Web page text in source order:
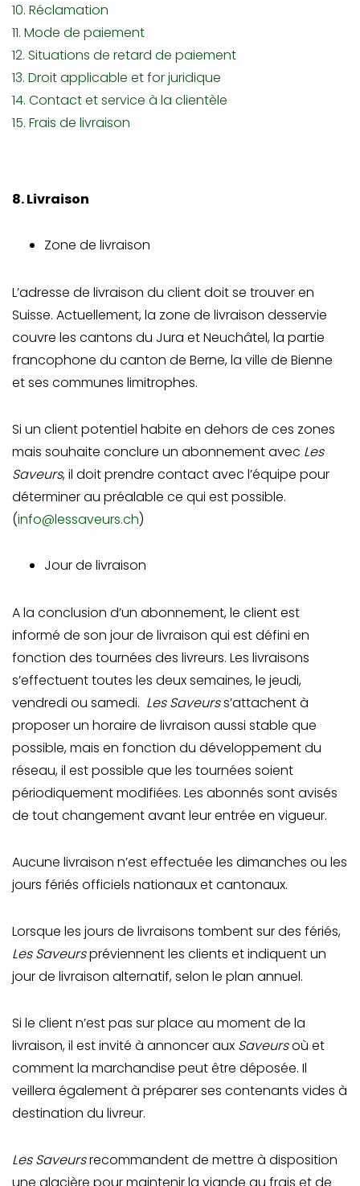
10. Réclamation
11. Mode de paiement
12. Situations de retard de paiement
13. Droit applicable et for juridique
14. Contact et service à la clientèle
15. Frais de livraison
8. Livraison
Zone de livraison
L’adresse de livraison du client doit se trouver en
Suisse. Actuellement, la zone de livraison desservie
couvre les cantons du Jura et Neuchâtel, la partie
francophone du canton de Berne, la ville de Bienne
et ses communes limitrophes.
Si un client potentiel habite en dehors de ces zones
mais souhaite conclure un abonnement avec Les
Saveurs, il doit prendre contact avec l’équipe pour
déterminer au préalable ce qui est possible.
(info@lessaveurs.ch)
Jour de livraison
A la conclusion d’un abonnement, le client est
informé de son jour de livraison qui est défini en
fonction des tournées des livreurs. Les livraisons
s’effectuent toutes les deux semaines, le jeudi,
vendredi ou samedi. Les Saveurss’attachent à
proposer un horaire de livraison aussi stable que
possible, mais en fonction du développement du
réseau, il est possible que les tournées soient
périodiquement modifiées. Les abonnés sont avisés
de tout changement avant leur entrée en vigueur.
Aucune livraison n’est effectuée les dimanches ou les
jours fériés officiels nationaux et cantonaux.
Lorsque les jours de livraisons tombent sur des fériés,
Les Saveurspréviennent les clients et indiquent un
jour de livraison alternatif, selon le plan annuel.
Si le client n’est pas sur place au moment de la
livraison, il est invité à annoncer aux Saveursoù et
comment la marchandise peut être déposée. Il
veillera également à préparer ses contenants vides à
destination du livreur.
Les Saveursrecommandent de mettre à disposition